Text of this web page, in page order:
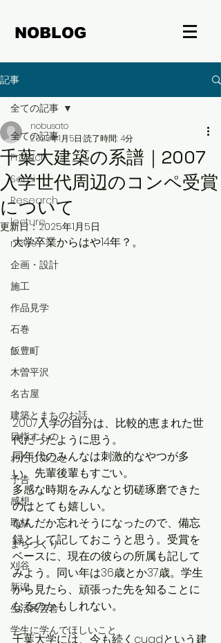
NOBLOG
記事
全ての記事
Project
Semi
Research
lecture
news
企画・設計
施工
作品見学
石巻
飯豊町
木曽平沢
名古屋
建築とまちのお話
目指すもの
わたしのこと
予告
感想
取材
まちづくり
刈谷
新潟
生活民芸舎
学生に学んでほしいこと
全ての記事
千葉大建築の系譜｜2007
入学世代周辺のコンペ受賞
について
nobusato
2025年1月5日 読了時間: 4分
更新日： 2025年1月5日
大学卒業からはや14年？。
2007入学の自分は、比較的恵まれた世
代だったように思う。
同年代のみんなは刺激的なやつが多
い。先輩後輩もすごい。
多感な時期をみんなと切磋琢磨できた
のはとても嬉しい。
なんだか忘れそうになったので、備忘
録として記しておこうと思う。受賞を
ベースに、現在の彼らの所属も記して
みよう。同い年は36歳とか37歳。学生
から見たら、頑張った先を知ることに
なるのかもしれない。
千葉大学には、今も続くcuadという建